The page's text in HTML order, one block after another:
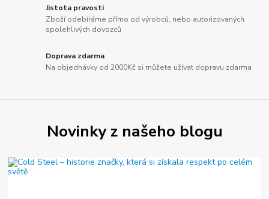
Jistota pravosti
Zboží odebíráme přímo od výrobců, nebo autorizovaných
spolehlivých dovozců
Doprava zdarma
Na objednávky od 2000Kč si můžete užívat dopravu zdarma
Novinky z našeho blogu